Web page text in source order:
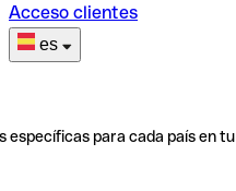
Acceso clientes
es
específicas para cada país en tu